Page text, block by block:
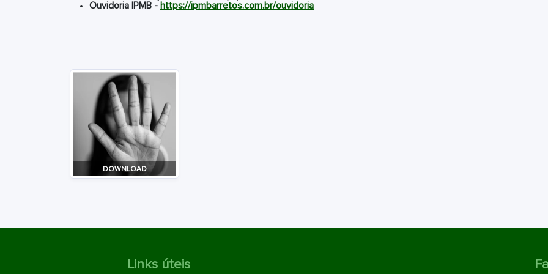
Ouvidoria IPMB - https://ipmbarretos.com.br/ouvidoria
DOWNLOAD
Links úteis